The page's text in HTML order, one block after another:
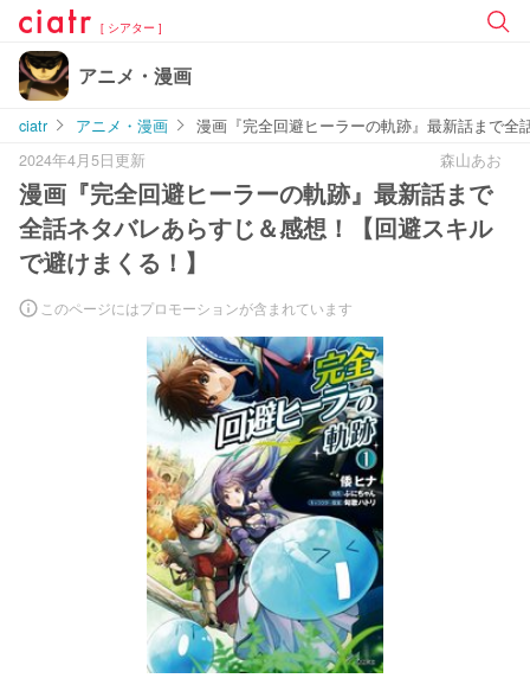
[ シアター ]
アニメ・漫画
ciatr アニメ・漫画
漫画『完全回避ヒーラーの軌跡』最新話まで
2024年4月5日更新
森山あお
漫画『完全回避ヒーラーの軌跡』最新話まで
全話ネタバレあらすじ＆感想！【回避スキル
で避けまくる！】
このページにはプロモーションが含まれています